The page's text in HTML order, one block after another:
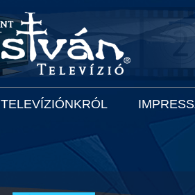
TELEVÍZIÓNKRÓL